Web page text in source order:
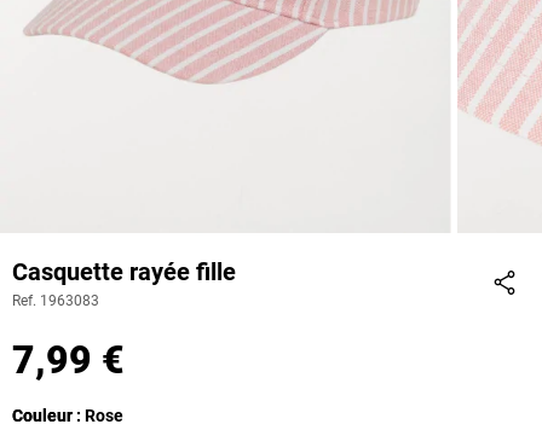
Casquette rayée fille
Ref. 1963083
7,99 €
Couleur
Couleur : Rose